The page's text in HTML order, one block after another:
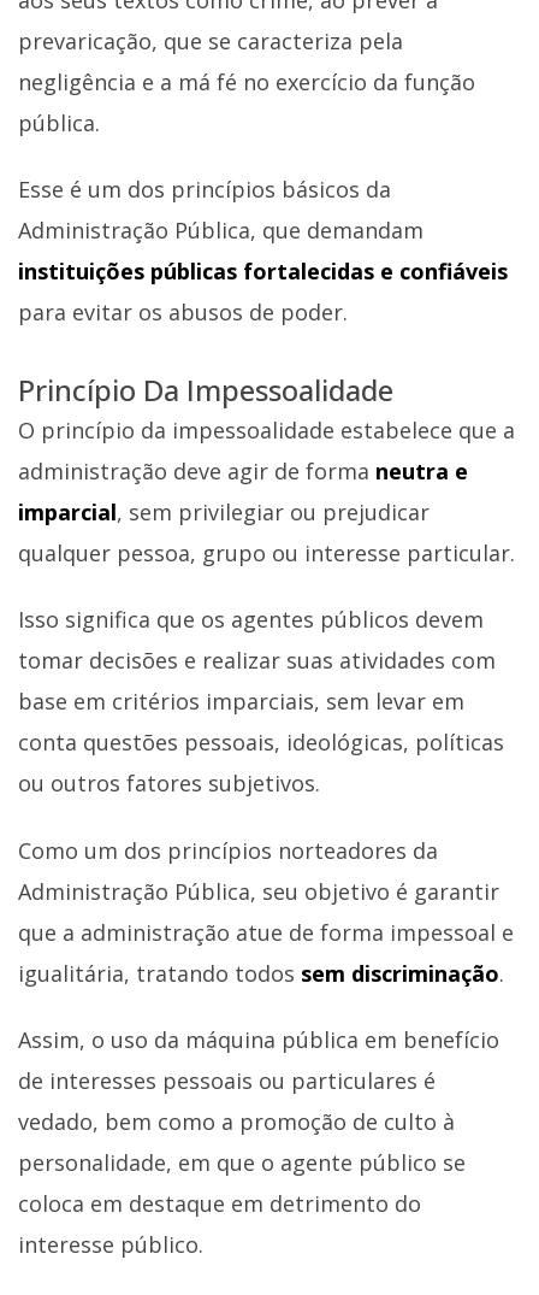
prevaricação, que se caracteriza pela
negligência e a má fé no exercício da função
pública.
Esse é um dos princípios básicos da
Administração Pública, que demandam
instituições públicas fortalecidas e confiáveis
para evitar os abusos de poder.
Princípio Da Impessoalidade
O princípio da impessoalidade estabelece que a
administração deve agir de forma neutra e
imparcial, sem privilegiar ou prejudicar
qualquer pessoa, grupo ou interesse particular.
Isso significa que os agentes públicos devem
tomar decisões e realizar suas atividades com
base em critérios imparciais, sem levar em
conta questões pessoais, ideológicas, políticas
ou outros fatores subjetivos.
Como um dos princípios norteadores da
Administração Pública, seu objetivo é garantir
que a administração atue de forma impessoal e
igualitária, tratando todos sem discriminação.
Assim, o uso da máquina pública em benefício
de interesses pessoais ou particulares é
vedado, bem como a promoção de culto à
personalidade, em que o agente público se
coloca em destaque em detrimento do
interesse público.